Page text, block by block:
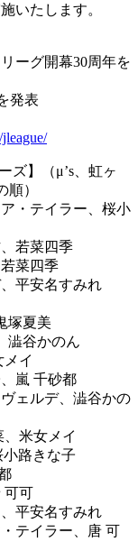
いたします。
ーグ開幕30周年を
発表
ズ】（μ’s、虹ヶ
）
・テイラー、桜小
若菜四季
菜四季
平安名すみれ
塚夏美
澁谷かのん
メイ
嵐 千砂都
ェルデ、澁谷かの
、米女メイ
小路きな子
可可
平安名すみれ
テイラー、唐 可